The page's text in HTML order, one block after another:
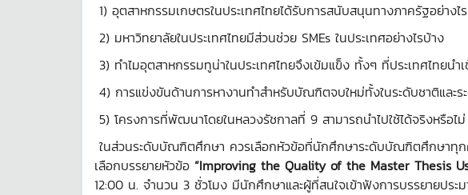
1) อุตสาหกรรมเกษตรในประเทศไทยได้รับการสนับสนุนทางภาครัฐอย่างไร
2) มหาวิทยาลัยในประเทศไทยมีส่วนช่วย SMEs ในประเทศอย่างไรบ้าง
3) ทำไมอุตสาหกรรมทูน่าในประเทศไทยจึงเข้มแข็ง ทั้งๆ ที่ประเทศไทยน
4) การแข่งขันด้านการหางานทำสำหรับบัณฑิตจบใหม่ทั้งในระดับชาติและร
5) โครงการที่พัฒนาโดยในหลวงรัชกาลที่ 9 สามารถนำไปใช้ได้จริงหรือ
ในส่วนระดับบัณฑิตศึกษา ควรเลือกหัวข้อที่นักศึกษาระดับบัณฑิตศึกษาทุก
เลือกบรรยายหัวข้อ “Improving the Quality of the Master Thesis
12:00 น. จำนวน 3 ชั่วโมง มีนักศึกษาและผู้ที่สนใจเข้าฟังการบรรยายป